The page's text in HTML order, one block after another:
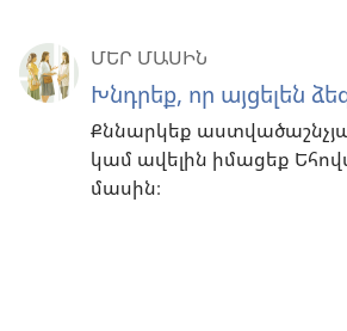
ՄԵՐ ՄԱՍԻՆ
Խնդրեք, որ այցելեն
Քննարկեք
կամ ավելին իմացեք
մասին։